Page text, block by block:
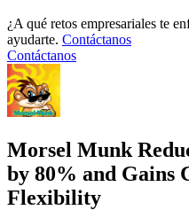
¿A qué retos empresariales te
ayudarte. Contáctanos
Contáctanos
Morsel Munk
by 80% and Gains
Flexibility